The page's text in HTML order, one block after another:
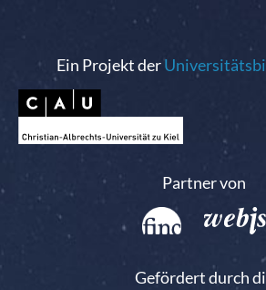
Ein Projekt der
Partner von
Gefördert durch